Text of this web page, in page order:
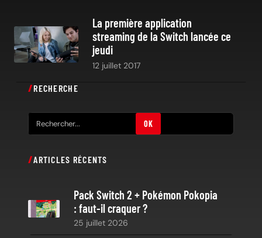
La première application
streaming de la Switch lancée ce
jeudi
12 juillet 2017
RECHERCHE
e
h
OK
ARTICLES RÉCENTS
Pack Switch 2 + Pokémon Pokopia
: faut-il craquer ?
25 juillet 2026